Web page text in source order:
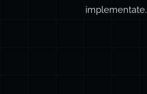
implementate.